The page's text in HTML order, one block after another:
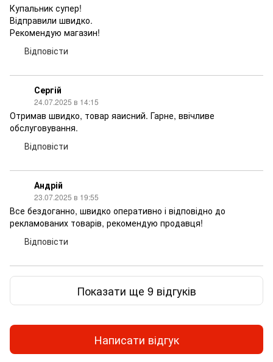
Купальник супер!
Відправили швидко.
Рекомендую магазин!
Відповісти
Сергій
24.07.2025 в 14:15
Отримав швидко, товар яаисний. Гарне, ввічливе
обслуговування.
Відповісти
Андрій
23.07.2025 в 19:55
Все бездоганно, швидко оперативно і відповідно до
рекламованих товарів, рекомендую продавця!
Відповісти
Показати ще 9 відгуків
Написати відгук